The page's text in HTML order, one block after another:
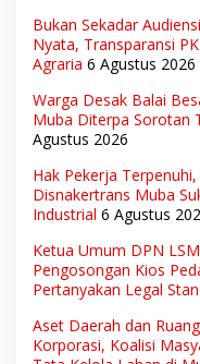
Bukan Sekadar
Nyata, Transparansi
Agraria 6 Agustus 2026
Warga Desak Balai
Muba Diterpa Sorotan
Agustus 2026
Hak Pekerja
Disnakertrans Muba
Industrial 6 Agustus
Ketua Umum DPN
Pengosongan Kios
Pertanyakan Legal
Aset Daerah dan
Korporasi, Koalisi